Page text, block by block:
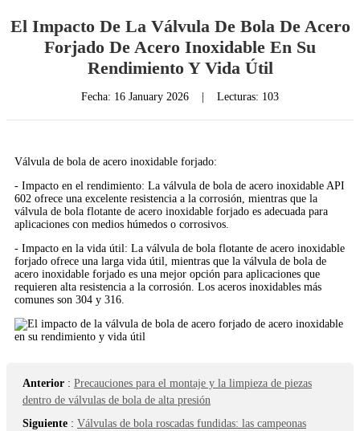
El Impacto De La Válvula De Bola De Acero
Forjado De Acero Inoxidable En Su
Rendimiento Y Vida Útil
Fecha: 16 January 2026 Lecturas: 103
Válvula de bola de acero inoxidable forjado:
- Impacto en el rendimiento: La válvula de bola de acero inoxidable API
602 ofrece una excelente resistencia a la corrosión, mientras que la
válvula de bola flotante de acero inoxidable forjado es adecuada para
aplicaciones con medios húmedos o corrosivos.
- Impacto en la vida útil: La válvula de bola flotante de acero inoxidable
forjado ofrece una larga vida útil, mientras que la válvula de bola de
acero inoxidable forjado es una mejor opción para aplicaciones que
requieren alta resistencia a la corrosión. Los aceros inoxidables más
comunes son 304 y 316.
Anterior : Precauciones para el montaje y la limpieza de piezas
dentro de válvulas de bola de alta presión
Siguiente : Válvulas de bola roscadas fundidas: las campeonas